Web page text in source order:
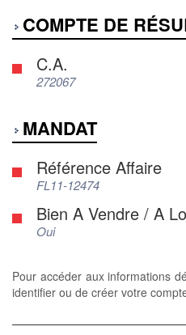
COMPTE DE
C.A.
272067
MANDAT
Référence Affaire
FL11-12474
Bien A Vendre / A
Oui
Pour accéder aux informations
identifier ou de créer votre